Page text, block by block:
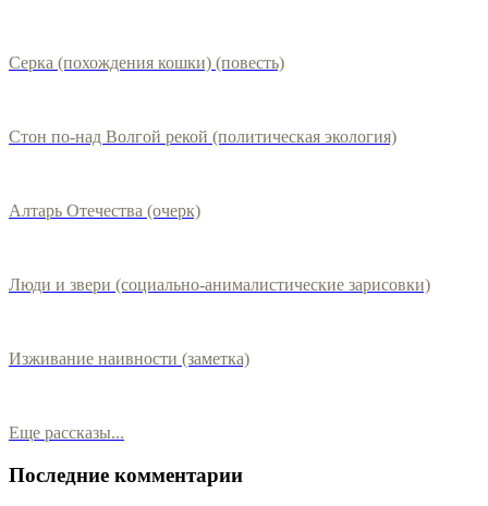
Серка (похождения кошки) (повесть)
Стон по-над Волгой рекой (политическая экология)
Алтарь Отечества (очерк)
Люди и звери (социально-анималистические зарисовки)
Изживание наивности (заметка)
Еще рассказы...
Последние комментарии